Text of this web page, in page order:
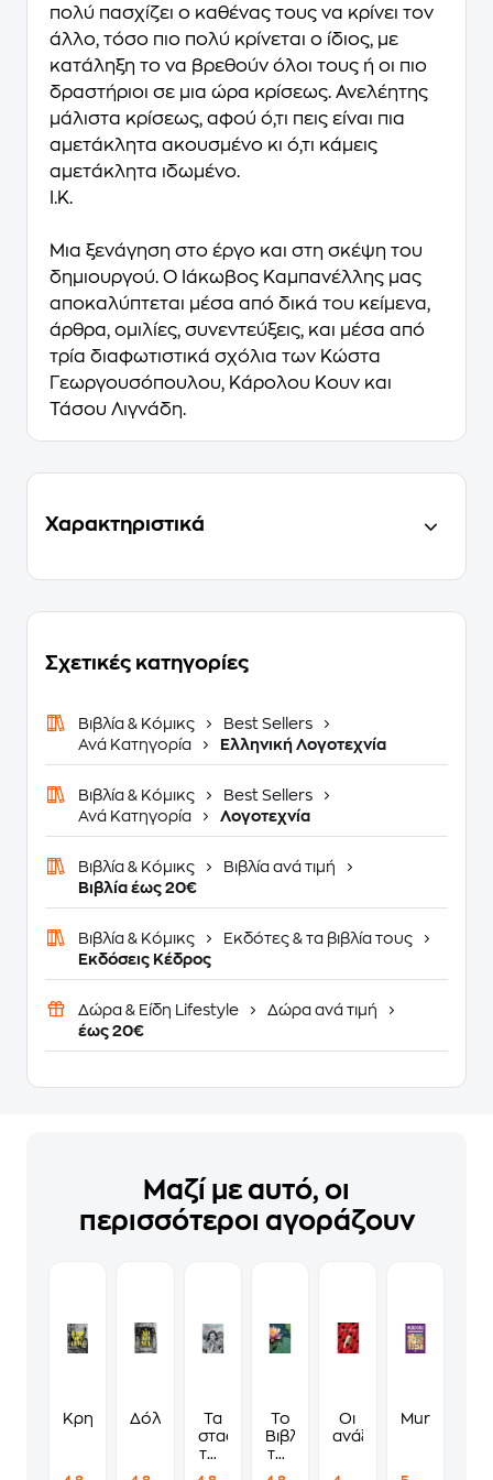
πολύ πασχίζει ο καθένας τους να κρίνει τον
άλλο, τόσο πιο πολύ κρίνεται ο ίδιος, με
κατάληξη το να βρεθούν όλοι τους ή οι πιο
δραστήριοι σε μια ώρα κρίσεως. Ανελέητης
μάλιστα κρίσεως, αφού ό,τι πεις είναι πια
αμετάκλητα ακουσμένο κι ό,τι κάμεις
αμετάκλητα ιδωμένο.
Ι.Κ.
Μια ξενάγηση στο έργο και στη σκέψη του
δημιουργού. Ο Ιάκωβος Καμπανέλλης μας
αποκαλύπτεται μέσα από δικά του κείμενα,
άρθρα, ομιλίες, συνεντεύξεις, και μέσα από
τρία διαφωτιστικά σχόλια των Κώστα
Γεωργουσόπουλου, Κάρολου Κουν και
Τάσου Λιγνάδη.
Χαρακτηριστικά
Σχετικές κατηγορίες
Βιβλία & Κόμικς
Best Sellers
Ανά Κατηγορία
Ελληνική Λογοτεχνία
Βιβλία & Κόμικς
Best Sellers
Ανά Κατηγορία
Λογοτεχνία
Βιβλία & Κόμικς
Βιβλία ανά τιμή
Βιβλία έως 20€
Βιβλία & Κόμικς
Εκδότες & τα βιβλία τους
Εκδόσεις Κέδρος
Δώρα & Είδη Lifestyle
Δώρα ανά τιμή
έως 20€
Μαζί με αυτό, οι
περισσότεροι αγοράζουν
Κρησφύγετο
Δόλωμα
Τα
σταφύλια
της
Το
Βιβλίο
της
Οι
ανάξιες
Murdoku